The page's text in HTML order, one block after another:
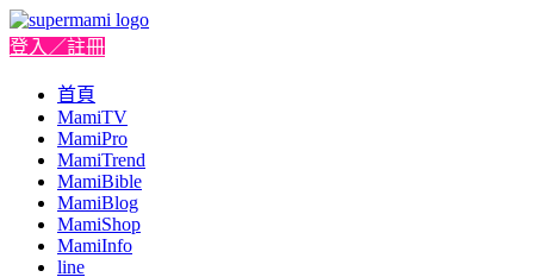
登入／註冊
首頁
MamiTV
MamiPro
MamiTrend
MamiBible
MamiBlog
MamiShop
MamiInfo
line